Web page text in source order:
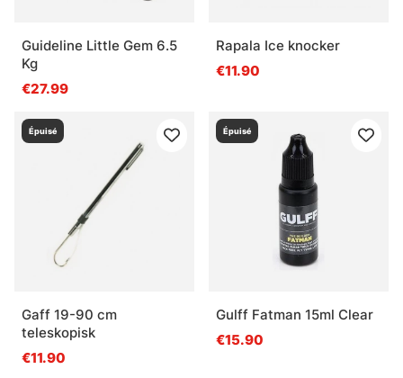
Guideline Little Gem 6.5
Kg
€27.99
Rapala Ice knocker
€11.90
Épuisé
Gaff 19-90 cm
teleskopisk
€11.90
Épuisé
Gulff Fatman 15ml Clear
€15.90